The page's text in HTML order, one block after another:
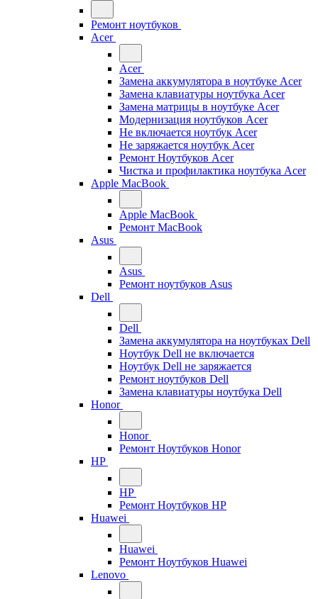
Ремонт ноутбуков
Acer
Acer
Замена аккумулятора в ноутбуке Acer
Замена клавиатуры ноутбука Acer
Замена матрицы в ноутбуке Acer
Модернизация ноутбуков Acer
Не включается ноутбук Acer
Не заряжается ноутбук Acer
Ремонт Ноутбуков Acer
Чистка и профилактика ноутбука Acer
Apple MacBook
Apple MacBook
Ремонт MacBook
Asus
Asus
Ремонт ноутбуков Asus
Dell
Dell
Замена аккумулятора на ноутбуках Dell
Ноутбук Dell не включается
Ноутбук Dell не заряжается
Ремонт ноутбуков Dell
Замена клавиатуры ноутбука Dell
Honor
Honor
Ремонт Ноутбуков Honor
HP
HP
Ремонт Ноутбуков HP
Huawei
Huawei
Ремонт Ноутбуков Huawei
Lenovo